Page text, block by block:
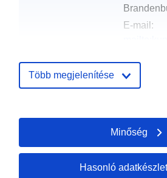
E-mail:
Katalógus-
Frissítve:
2026
Több megjelenítése
Minőség
Hasonló